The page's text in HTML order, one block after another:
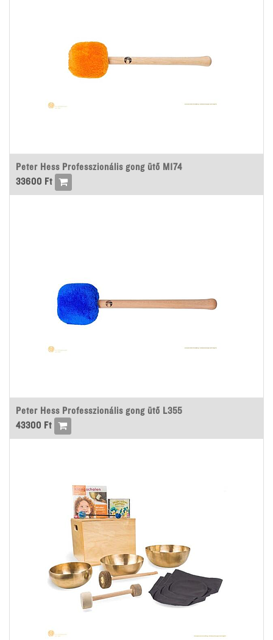
Peter Hess Professzionális gong ütő M174
33600 Ft
Peter Hess Professzionális gong ütő L355
43300 Ft